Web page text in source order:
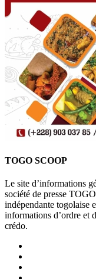
TOGO SCOOP
Le site d’informations
société de presse
indépendante togolaise
informations d’ordre et
crédo.